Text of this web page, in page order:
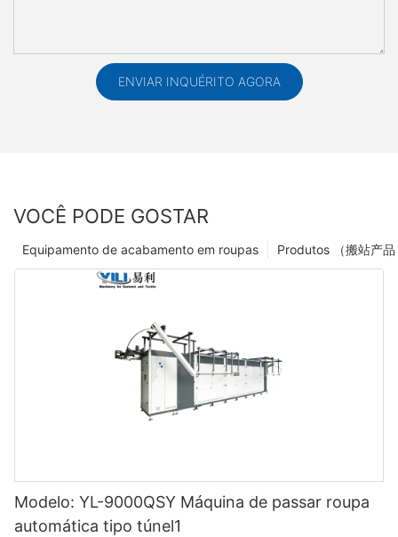
ENVIAR INQUÉRITO AGORA
VOCÊ PODE GOSTAR
Equipamento de acabamento em roupas
Modelo: YL-9000QSY Máquina de passar roupa
automática tipo túnel1